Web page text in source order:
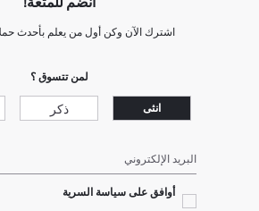
اشترك الآن وكن أول من يعلم بأحدث
لمن تتسوق ؟
انثى ذكر
البريد الإلكتروني
أوافق على سياسة السرية